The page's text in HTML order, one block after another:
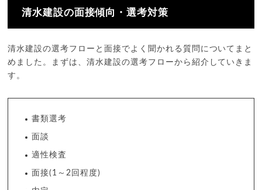
清水建設の面接傾向・選考対策
清水建設の選考フローと面接でよく聞かれる質問についてまと
めました。まずは、清水建設の選考フローから紹介していきま
す。
書類選考
面談
適性検査
面接(1～2回程度)